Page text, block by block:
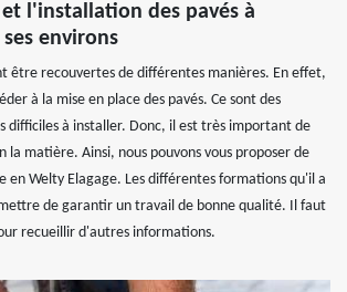
et l'installation des pavés à
environs
être recouvertes de différentes manières. En effet,
à la mise en place des pavés. Ce sont des
difficiles à installer. Donc, il est très important de
la matière. Ainsi, nous pouvons vous proposer de
en Welty Elagage. Les différentes formations qu'il a
de garantir un travail de bonne qualité. Il faut
recueillir d'autres informations.